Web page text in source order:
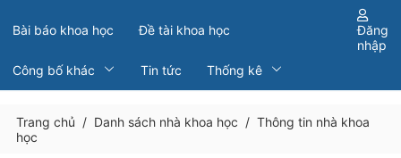
Bài báo khoa học Đề tài khoa học
Công bố khác Tin tức Thống kê
Đăng
nhập
Trang chủ / Danh sách nhà khoa học / Thông tin nhà khoa
học